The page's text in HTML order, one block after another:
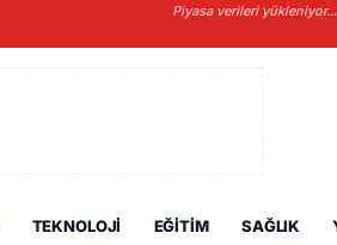
Piyasa verileri yükleniyor...
TEKNOLOJI EĞITIM SAĞLIK